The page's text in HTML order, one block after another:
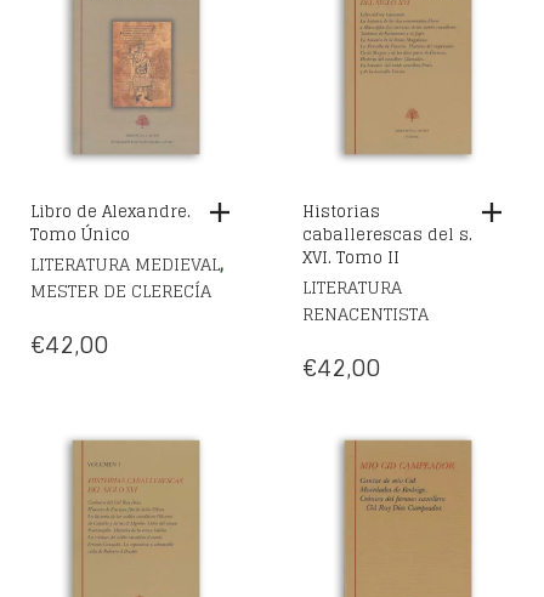
Libro de Alexandre.
Tomo Único
LITERATURA MEDIEVAL,
MESTER DE CLERECÍA
€42,00
Historias
caballerescas del s.
XVI. Tomo II
LITERATURA
RENACENTISTA
€42,00